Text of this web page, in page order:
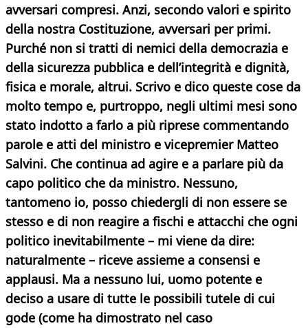
avversari compresi. Anzi, secondo valori e spirito
della nostra Costituzione, avversari per primi.
Purché non si tratti di nemici della democrazia e
della sicurezza pubblica e dell’integrità e dignità,
fisica e morale, altrui. Scrivo e dico queste cose da
molto tempo e, purtroppo, negli ultimi mesi sono
stato indotto a farlo a più riprese commentando
parole e atti del ministro e vicepremier Matteo
Salvini. Che continua ad agire e a parlare più da
capo politico che da ministro. Nessuno,
tantomeno io, posso chiedergli di non essere se
stesso e di non reagire a fischi e attacchi che ogni
politico inevitabilmente – mi viene da dire:
naturalmente – riceve assieme a consensi e
applausi. Ma a nessuno lui, uomo potente e
deciso a usare di tutte le possibili tutele di cui
gode (come ha dimostrato nel caso